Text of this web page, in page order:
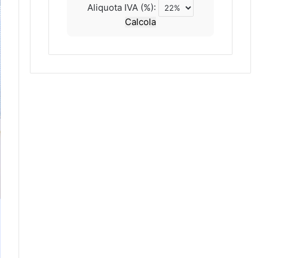
Aliquota IVA (%):
Calcola